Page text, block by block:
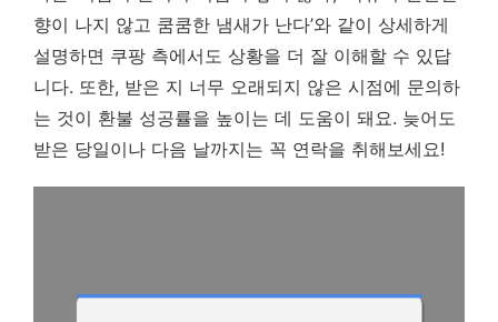
향이 나지 않고 쿰쿰한 냄새가 난다’와 같이 상세하게
설명하면 쿠팡 측에서도 상황을 더 잘 이해할 수 있답
니다. 또한, 받은 지 너무 오래되지 않은 시점에 문의하
는 것이 환불 성공률을 높이는 데 도움이 돼요. 늦어도
받은 당일이나 다음 날까지는 꼭 연락을 취해보세요!